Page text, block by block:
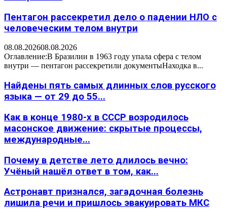
Пентагон рассекретил дело о падении НЛО с
человеческим телом внутри
08.08.202608.08.2026
Оглавление:В Бразилии в 1963 году упала сфера с телом
внутри — пентагон рассекретили документыНаходка в...
Найдены пять самых длинных слов русского
языка — от 29 до 55...
Как в конце 1980-х в СССР возродилось
масонское движение: скрытые процессы,
международные...
Почему в детстве лето длилось вечно:
Учёный нашёл ответ в том, как...
Астронавт признался, загадочная болезнь
лишила речи и пришлось эвакуировать МКС